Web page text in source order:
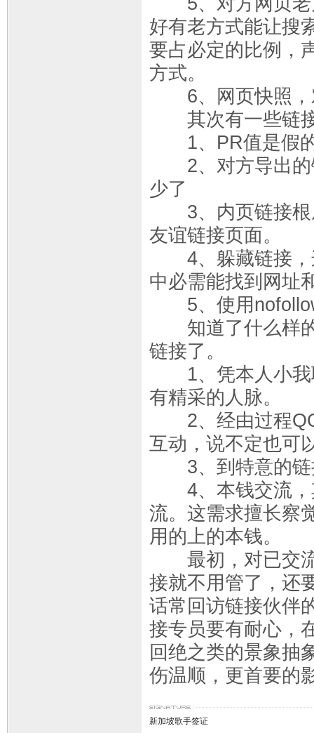
好有老方式能让搜
要占必定的比例，
方式。
6、网页快照，
其次有一些链接
1、PR值是假的
2、对方导出的
少了
3、内页链接根
友谊链接页面。
4、躲藏链接，
中必需能找到网址
5、使用
知道了什么样的
链接了。
1、凭本人小我
有精采的人脉。
2、经由过程QQ
互动，说不定也可
3、到特意的链
4、本钱交流，
流。这需求擅长察
用的上的本钱。
最初，对已交流
接就不用管了，还
话常回访链接伙伴
接专员要有耐心，
回绝之类的景象抽
伤温顺，更首要的
新加坡歌手签证